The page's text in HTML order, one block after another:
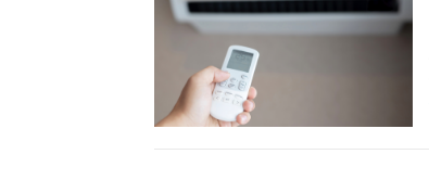
PAGINAȚIE
ARTICOLE